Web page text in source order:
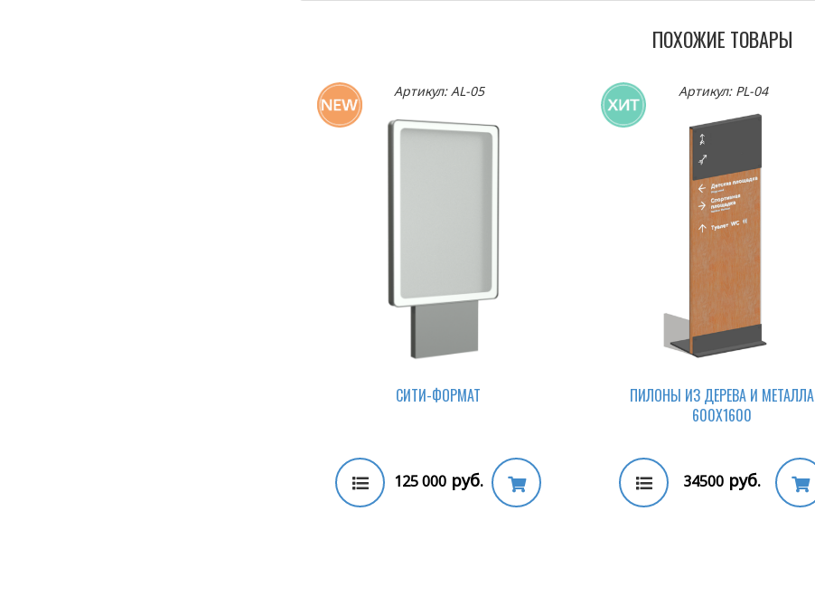
ПОХОЖИЕ ТОВАРЫ
Артикул: AL-05
СИТИ-ФОРМАТ
125 000руб.
Артикул: PL-04
ПИЛОНЫ ИЗ ДЕРЕВА И МЕТАЛЛА
600Х1600
34500 руб.